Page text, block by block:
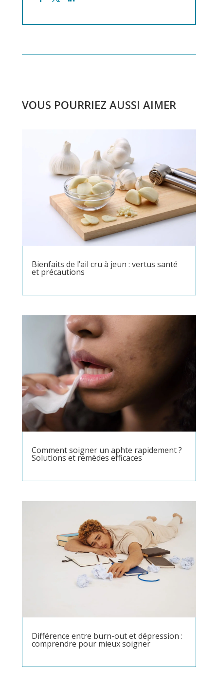
VOUS POURRIEZ AUSSI AIMER
Bienfaits de l’ail cru à jeun : vertus santé
et précautions
Comment soigner un aphte rapidement ?
Solutions et remèdes efficaces
Différence entre burn-out et dépression :
comprendre pour mieux soigner